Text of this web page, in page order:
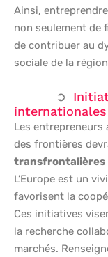
Ainsi,
non seulement de
de contribuer au
sociale de la
internationales
Les
des frontières
transfrontalières
L’Europe est un
favorisent la
Ces initiatives
la recherche
marchés.